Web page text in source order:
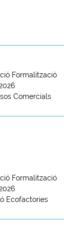
Formalització
Comercials
Formalització
Ecofactories